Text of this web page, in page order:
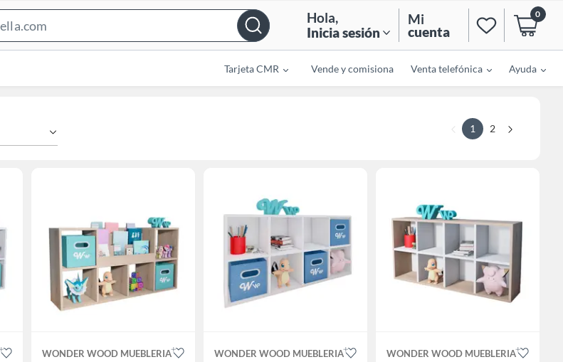
Bar
Hola,
Inicia sesión
Mi
cuenta
0
Tarjeta CMR Vende y comisiona Venta telefónica Ayuda
1 2
WONDER WOOD MUEBLERIA WONDER WOOD MUEBLERIA WONDER WOOD MUEBLERIA